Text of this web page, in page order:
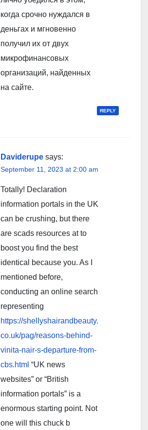
когда срочно нуждался в
деньгах и мгновенно
получил их от двух
микрофинансовых
организаций, найденных
на сайте.
REPLY
Daviderupe says:
September 11, 2023 at 2:00 am
Totally! Declaration
information portals in the UK
can be crushing, but there
are scads resources at to
boost you find the best
identical because you. As I
mentioned before,
conducting an online search
representing
https://shellyshairandbeauty.
co.uk/pag/reasons-behind-
vinita-nair-s-departure-from-
cbs.html “UK news
websites” or “British
information portals” is a
enormous starting point. Not
one will this chuck b